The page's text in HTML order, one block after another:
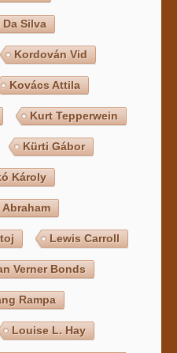
Da Silva
Kordován Vid
Kovács Attila
Kurt Tepperwein
Kürti Gábor
Károly
Lewis Carroll
Verner Bonds
Rampa
Louise L. Hay